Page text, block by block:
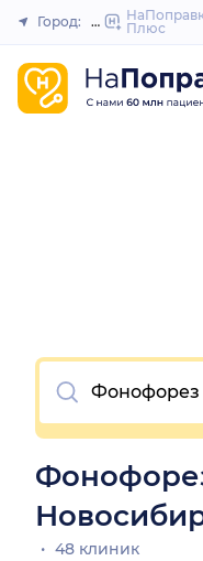
Город: Новосибирск
Плюс
Очистить
48 клиник